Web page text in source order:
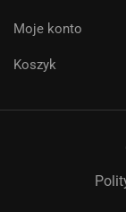
Moje konto
Koszyk